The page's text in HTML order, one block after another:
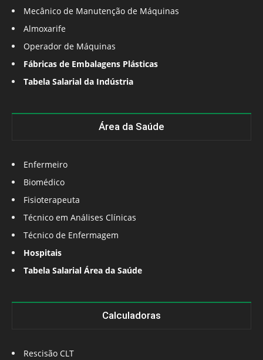
Mecânico de Manutenção de Máquinas
Almoxarife
Operador de Máquinas
Fábricas de Embalagens Plásticas
Tabela Salarial da Indústria
Área da Saúde
Enfermeiro
Biomédico
Fisioterapeuta
Técnico em Análises Clínicas
Técnico de Enfermagem
Hospitais
Tabela Salarial Área da Saúde
Calculadoras
Rescisão CLT